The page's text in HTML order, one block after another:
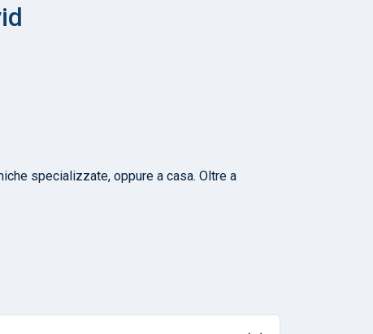
specializzate, oppure a casa. Oltre a